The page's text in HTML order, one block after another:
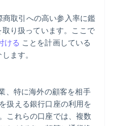
商取引への高い参入率に鑑
り扱っています。ここで
ける ことを計画している
ます。
、特に海外の顧客を相手
扱える銀行口座の利用を
これらの口座では、複数